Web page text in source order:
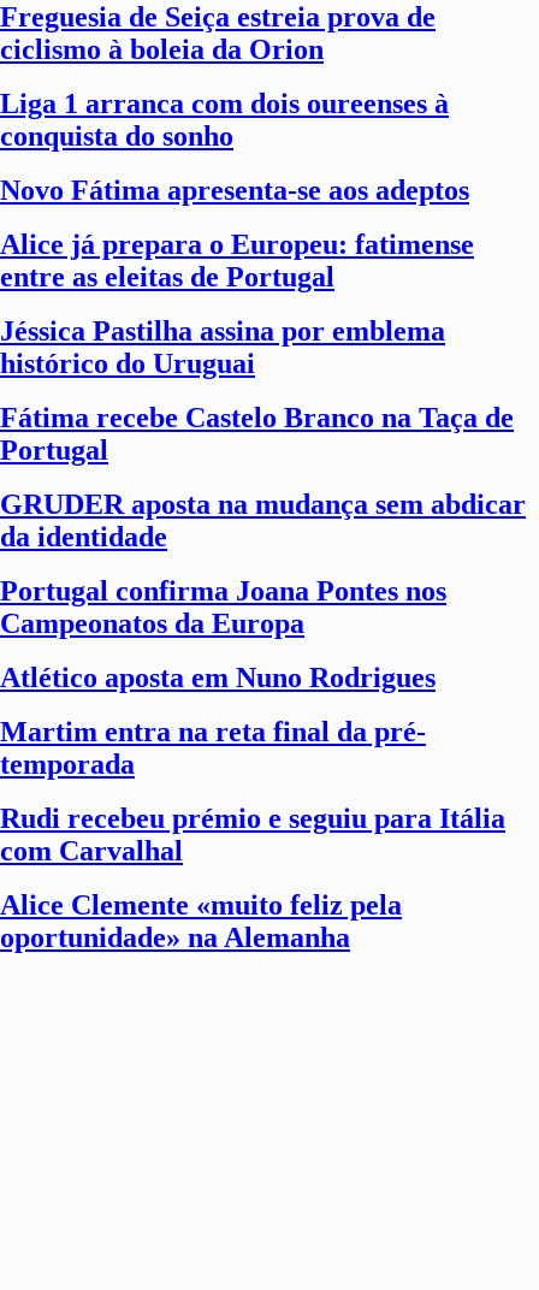
Freguesia de Seiça estreia prova de
ciclismo à boleia da Orion
Liga 1 arranca com dois oureenses à
conquista do sonho
Novo Fátima apresenta-se aos adeptos
Alice já prepara o Europeu: fatimense
entre as eleitas de Portugal
Jéssica Pastilha assina por emblema
histórico do Uruguai
Fátima recebe Castelo Branco na Taça de
Portugal
GRUDER aposta na mudança sem abdicar
da identidade
Portugal confirma Joana Pontes nos
Campeonatos da Europa
Atlético aposta em Nuno Rodrigues
Martim entra na reta final da pré-
temporada
Rudi recebeu prémio e seguiu para Itália
com Carvalhal
Alice Clemente «muito feliz pela
oportunidade» na Alemanha